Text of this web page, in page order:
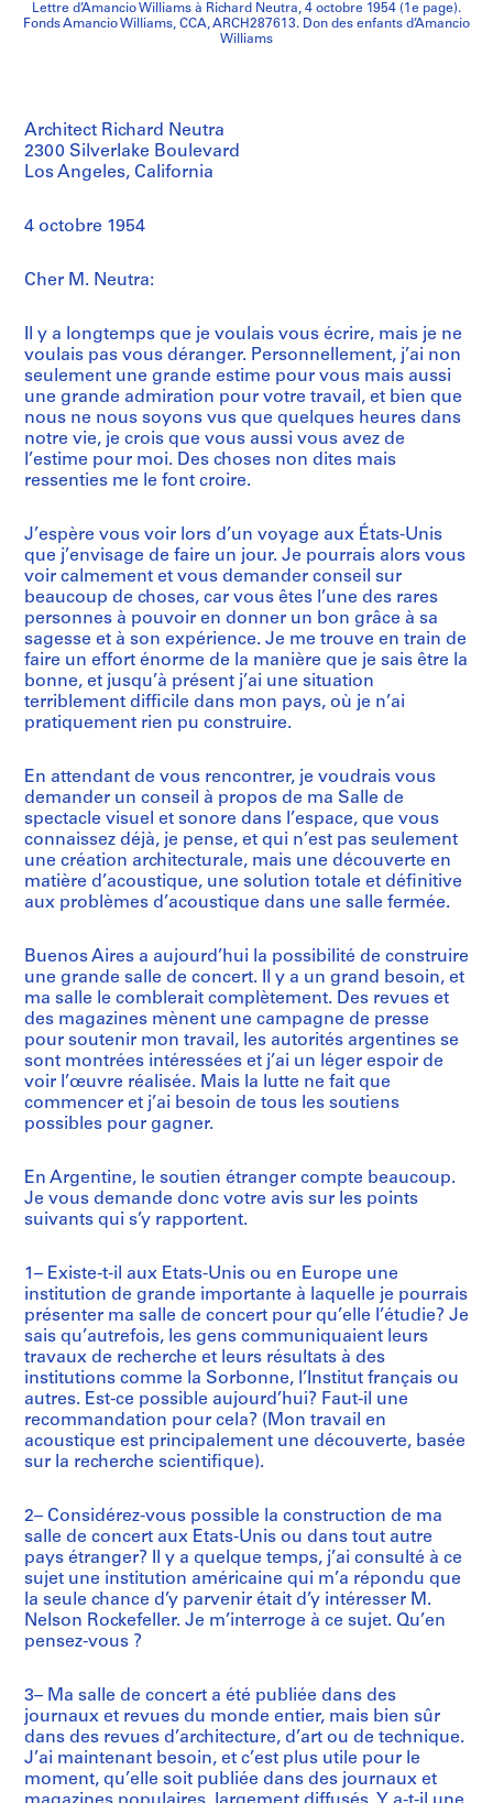
Lettre d’Amancio Williams à Richard Neutra, 4 octobre 1954 (1e page).
Fonds Amancio Williams, CCA, ARCH287613. Don des enfants d’Amancio
Williams
Architect Richard Neutra
2300 Silverlake Boulevard
Los Angeles, California
4 octobre 1954
Cher M. Neutra:
Il y a longtemps que je voulais vous écrire, mais je ne
voulais pas vous déranger. Personnellement, j’ai non
seulement une grande estime pour vous mais aussi
une grande admiration pour votre travail, et bien que
nous ne nous soyons vus que quelques heures dans
notre vie, je crois que vous aussi vous avez de
l’estime pour moi. Des choses non dites mais
ressenties me le font croire.
J’espère vous voir lors d’un voyage aux États-Unis
que j’envisage de faire un jour. Je pourrais alors vous
voir calmement et vous demander conseil sur
beaucoup de choses, car vous êtes l’une des rares
personnes à pouvoir en donner un bon grâce à sa
sagesse et à son expérience. Je me trouve en train de
faire un effort énorme de la manière que je sais être la
bonne, et jusqu’à présent j’ai une situation
terriblement difficile dans mon pays, où je n’ai
pratiquement rien pu construire.
En attendant de vous rencontrer, je voudrais vous
demander un conseil à propos de ma Salle de
spectacle visuel et sonore dans l’espace, que vous
connaissez déjà, je pense, et qui n’est pas seulement
une création architecturale, mais une découverte en
matière d’acoustique, une solution totale et définitive
aux problèmes d’acoustique dans une salle fermée.
Buenos Aires a aujourd’hui la possibilité de construire
une grande salle de concert. Il y a un grand besoin, et
ma salle le comblerait complètement. Des revues et
des magazines mènent une campagne de presse
pour soutenir mon travail, les autorités argentines se
sont montrées intéressées et j’ai un léger espoir de
voir l’œuvre réalisée. Mais la lutte ne fait que
commencer et j’ai besoin de tous les soutiens
possibles pour gagner.
En Argentine, le soutien étranger compte beaucoup.
Je vous demande donc votre avis sur les points
suivants qui s’y rapportent.
1– Existe-t-il aux Etats-Unis ou en Europe une
institution de grande importante à laquelle je pourrais
présenter ma salle de concert pour qu’elle l’étudie? Je
sais qu’autrefois, les gens communiquaient leurs
travaux de recherche et leurs résultats à des
institutions comme la Sorbonne, l’Institut français ou
autres. Est-ce possible aujourd’hui? Faut-il une
recommandation pour cela? (Mon travail en
acoustique est principalement une découverte, basée
sur la recherche scientifique).
2– Considérez-vous possible la construction de ma
salle de concert aux Etats-Unis ou dans tout autre
pays étranger? Il y a quelque temps, j’ai consulté à ce
sujet une institution américaine qui m’a répondu que
la seule chance d’y parvenir était d’y intéresser M.
Nelson Rockefeller. Je m’interroge à ce sujet. Qu’en
pensez-vous ?
3– Ma salle de concert a été publiée dans des
journaux et revues du monde entier, mais bien sûr
dans des revues d’architecture, d’art ou de technique.
J’ai maintenant besoin, et c’est plus utile pour le
moment, qu’elle soit publiée dans des journaux et